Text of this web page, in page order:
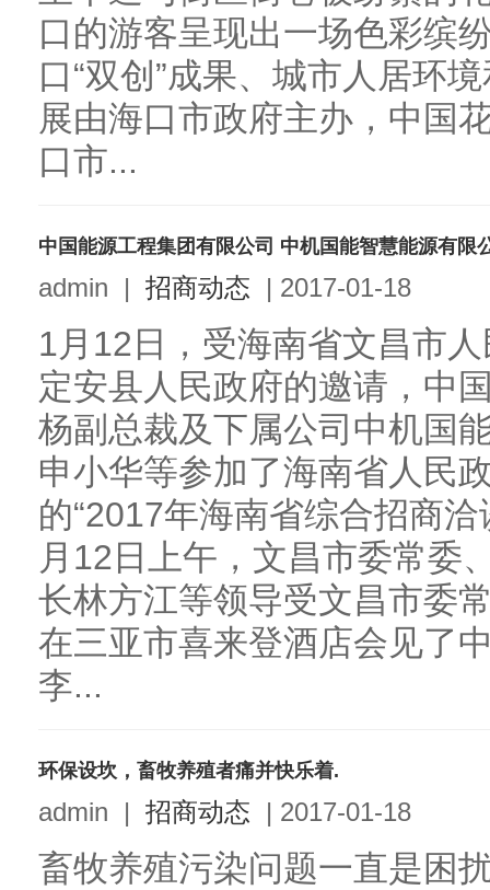
口的游客呈现出一场色彩缤
口“双创”成果、城市人居环
展由海口市政府主办，中国
口市...
admin | 招商动态 | 2017-01-18
1月12日，受海南省文昌市
定安县人民政府的邀请，中
杨副总裁及下属公司中机国
申小华等参加了海南省人民
的“2017年海南省综合招商
月12日上午，文昌市委常委
长林方江等领导受文昌市委
在三亚市喜来登酒店会见了
李...
环保设坎，畜牧养殖者痛并快乐着.
admin | 招商动态 | 2017-01-18
畜牧养殖污染问题一直是困